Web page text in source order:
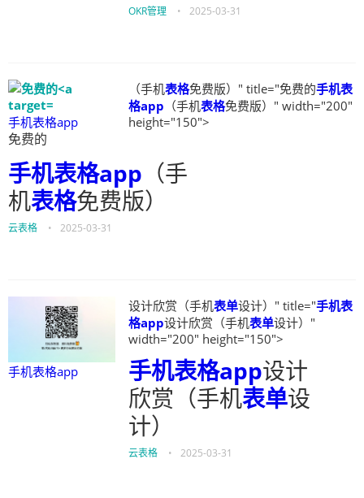
OKR管理 • 2025-03-31
手机表格app
（手机表格免费版）" title="免费的手机表
格app （手机表格免费版）" width="200"
height="150">
免费的
手机表格app （手
机表格免费版）
云表格 • 2025-03-31
手机表格app
设计欣赏（手机表单设计）" title="手机表
格app设计欣赏（手机表单设计）"
width="200" height="150">
手机表格app设计
欣赏（手机表单设
计）
云表格 • 2025-03-31